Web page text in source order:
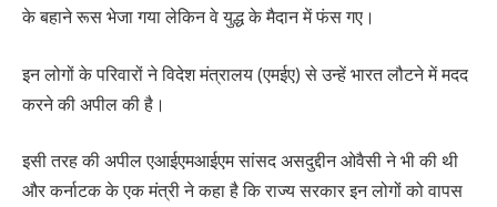
के बहाने रूस भेजा गया लेकिन वे युद्ध के मैदान में फंस गए।
इन लोगों के परिवारों ने विदेश मंत्रालय (एमईए) से उन्हें भारत लौटने में मदद
करने की अपील की है।
इसी तरह की अपील एआईएमआईएम सांसद असदुद्दीन ओवैसी ने भी की थी
और कर्नाटक के एक मंत्री ने कहा है कि राज्य सरकार इन लोगों को वापस